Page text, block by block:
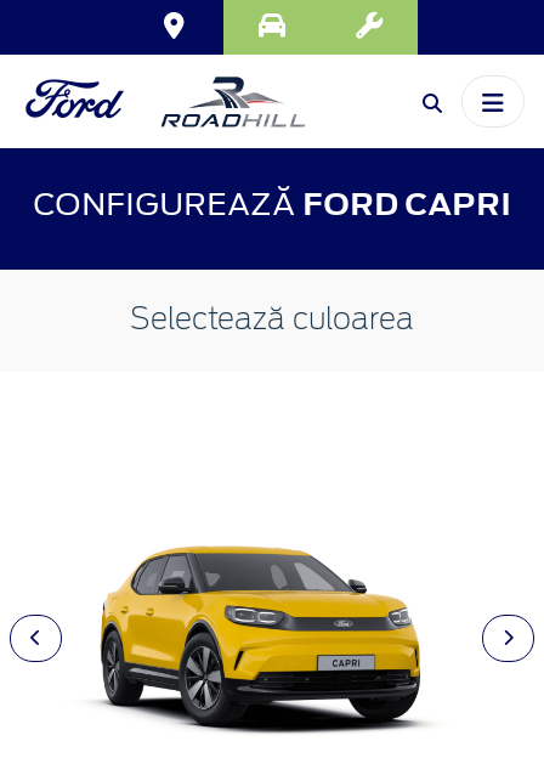
CONFIGUREAZĂ FORD CAPRI
Selectează culoarea